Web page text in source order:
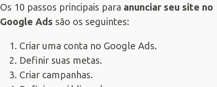
Os 10 passos principais para anunciar seu site no
Google Ads são os seguintes:
Criar uma conta no Google Ads.
Definir suas metas.
Criar campanhas.